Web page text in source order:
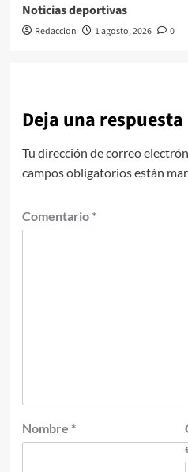
Noticias deportivas
Redaccion 1 agosto, 2026 0
Deja una respuesta
Tu dirección de correo
campos obligatorios están
Comentario *
Nombre *